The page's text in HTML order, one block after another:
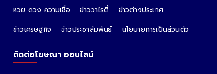
หวย ดวง ความเชื่อ
ข่าววาไรตี้
ข่าวต่างประเทศ
ข่าวเศรษฐกิจ
ข่าวประชาสัมพันธ์ นโยบายการเป็นส่วนตัว
ติดต่อโฆษณา ออนไลน์